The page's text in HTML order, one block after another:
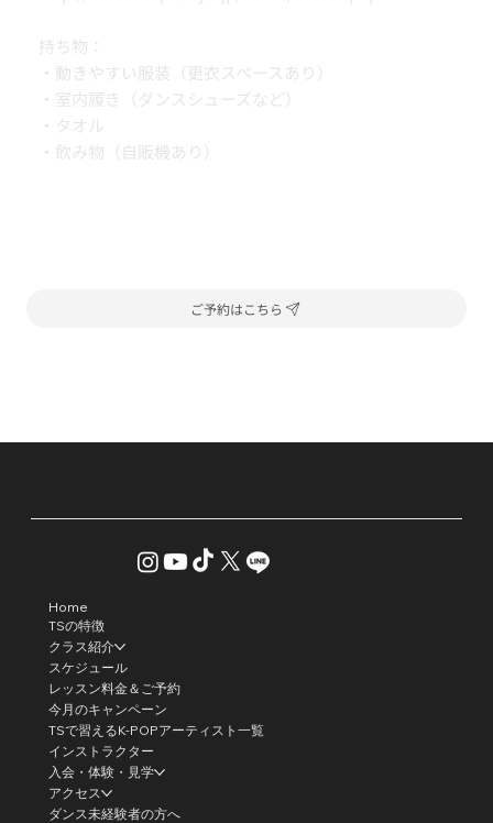
持ち物：
・動きやすい服装（更衣スペースあり）
・室内履き（ダンスシューズなど）
・タオル
・飲み物（自販機あり）
ご予約はこちら
Home
TSの特徴
クラス紹介
スケジュール
レッスン料金＆ご予約
今月のキャンペーン
TSで習えるK-POPアーティスト一覧
インストラクター
入会・体験・見学
アクセス
ダンス未経験者の方へ